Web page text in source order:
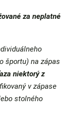
za neplatné
športu) na zápas
niektorý z
v zápase
stolného